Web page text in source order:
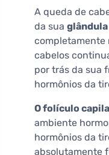
A queda de
da sua
completamente
cabelos
por trás da sua
hormônios da
O folículo
ambiente
hormônios da
absolutamente